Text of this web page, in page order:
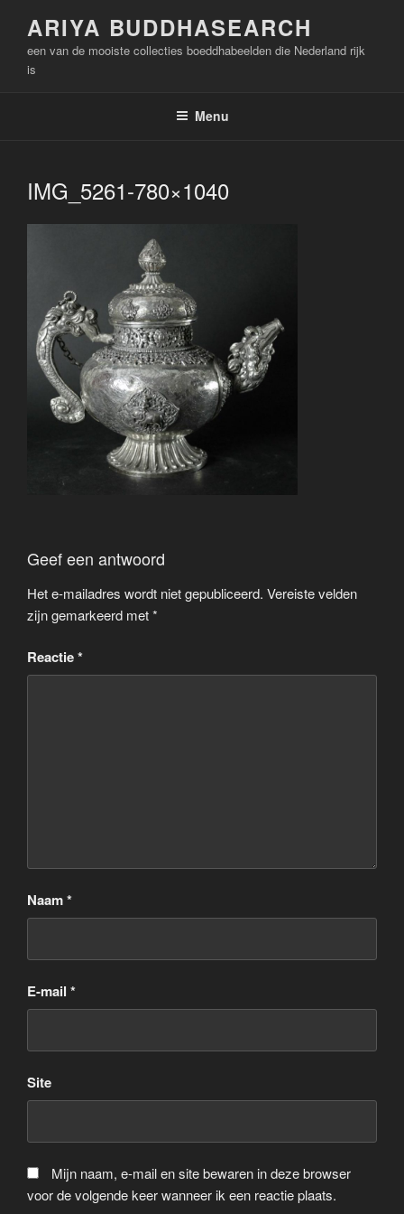
inhoud
springen
ARIYA BUDDHASEARCH
een van de mooiste collecties boeddhabeelden die Nederland rijk
is
Menu
IMG_5261-780×1040
Geef een antwoord
Het e-mailadres wordt niet gepubliceerd. Vereiste velden
zijn gemarkeerd met*
Reactie*
Naam*
E-mail *
Site
Mijn naam, e-mail en site bewaren in deze browser
voor de volgende keer wanneer ik een reactie plaats.